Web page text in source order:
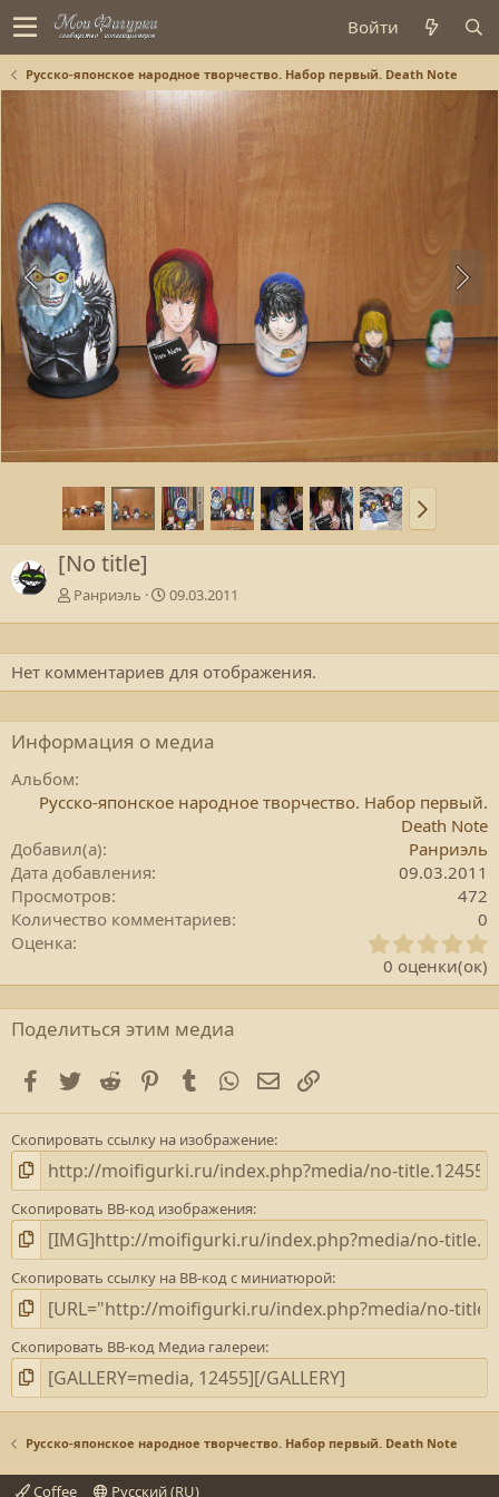
Войти
Русско-японское народное творчество. Набор первый. Death Note
[No title]
Ранриэль 09.03.2011
Нет комментариев для отображения.
Информация о медиа
Альбом
Русско-японское народное творчество. Набор первый.
Death Note
Добавил(а)
Ранриэль
Дата добавления
09.03.2011
Просмотров
472
Количество комментариев
0
Оценка
0
0
а
)
0 оценки(ок)
Поделиться этим медиа
Facebook
TwitterReddit PinterestTumblrWhatsApp
E-mailСсылка
Скопировать ссылку на изображение
Скопировать BB-код изображения
Скопировать ссылку на BB-код с миниатюрой
Скопировать BB-код Медиа галереи
Русско-японское народное творчество. Набор первый. Death Note
Coffee Русский (RU)